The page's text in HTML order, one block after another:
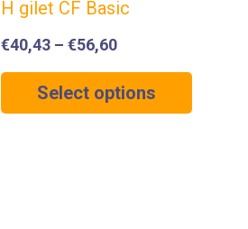
H gilet CF Basic
€40,43 – €56,60
Select options